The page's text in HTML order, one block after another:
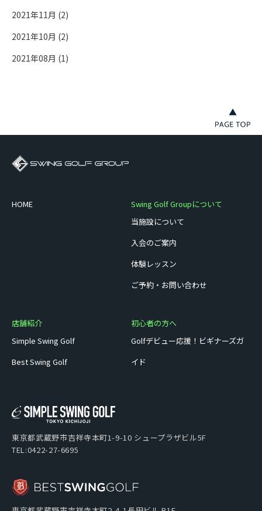
2021年11月 (2)
2021年10月 (2)
2021年08月 (1)
HOME
Swing Golf Groupについて
当施設について
入会のご案内
体験レッスン
ご予約・お問い合わせ
店舗紹介
Simple Swing Golf
Best Swing Golf
初心者の方へ
Golfデビュー応援！ビギナーズガ
イド
東京都武蔵野市吉祥寺本町1-9-10 シュープラザビル5F
TEL:0422-27-6695